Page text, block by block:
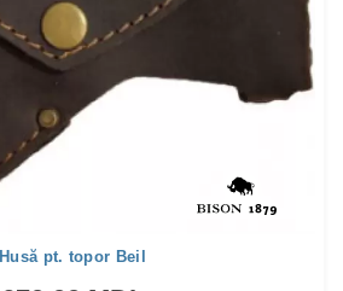
Husă pt. topor Beil